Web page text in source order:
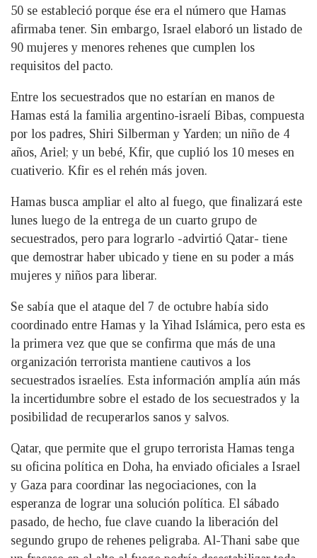
50 se estableció porque ése era el número que Hamas
afirmaba tener. Sin embargo, Israel elaboró un listado de
90 mujeres y menores rehenes que cumplen los
requisitos del pacto.
Entre los secuestrados que no estarían en manos de
Hamas está la familia argentino-israelí Bibas, compuesta
por los padres, Shiri Silberman y Yarden; un niño de 4
años, Ariel; y un bebé, Kfir, que cuplió los 10 meses en
cuativerio. Kfir es el rehén más joven.
Hamas busca ampliar el alto al fuego, que finalizará este
lunes luego de la entrega de un cuarto grupo de
secuestrados, pero para lograrlo -advirtió Qatar- tiene
que demostrar haber ubicado y tiene en su poder a más
mujeres y niños para liberar.
Se sabía que el ataque del 7 de octubre había sido
coordinado entre Hamas y la Yihad Islámica, pero esta es
la primera vez que que se confirma que más de una
organización terrorista mantiene cautivos a los
secuestrados israelíes. Esta información amplía aún más
la incertidumbre sobre el estado de los secuestrados y la
posibilidad de recuperarlos sanos y salvos.
Qatar, que permite que el grupo terrorista Hamas tenga
su oficina política en Doha, ha enviado oficiales a Israel
y Gaza para coordinar las negociaciones, con la
esperanza de lograr una solución política. El sábado
pasado, de hecho, fue clave cuando la liberación del
segundo grupo de rehenes peligraba. Al-Thani sabe que